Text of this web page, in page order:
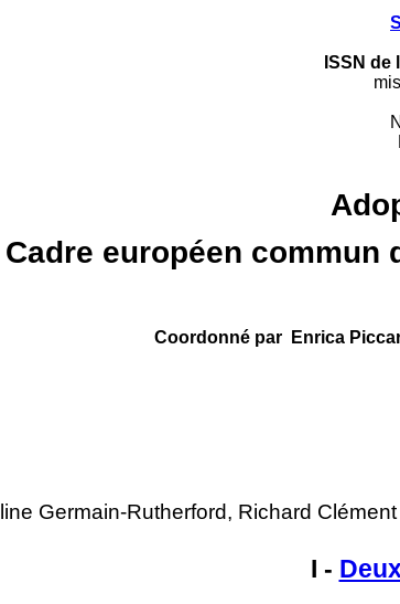
ISSN de
Cadre européen commun
Coordonné par Enrica
Germain-Rutherford, Richard Clément
I -